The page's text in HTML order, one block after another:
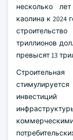
несколько
каолина к 2024
триллионов
превысят 13